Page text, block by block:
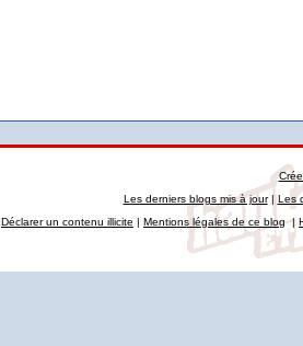
Les derniers blogs mis à jour|Les
Déclarer un contenu illicite | Mentions légales de ce blog|